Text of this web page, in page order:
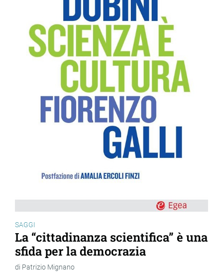
SAGGI
La “cittadinanza scientifica” è una
sfida per la democrazia
Patrizio Mignano